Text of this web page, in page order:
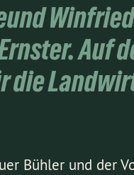
Auf
die
Bühler und der